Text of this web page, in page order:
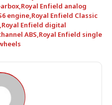
,Royal Enfield analog
engine,Royal Enfield Classic
,Royal Enfield digital
ABS,Royal Enfield single